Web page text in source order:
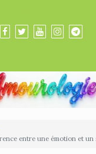
entre une émotion et un